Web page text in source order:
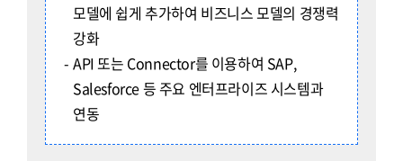
모델에 쉽게 추가하여 비즈니스 모델의 경쟁력
강화
API 또는 Connector를 이용하여 SAP,
Salesforce 등 주요 엔터프라이즈 시스템과
연동